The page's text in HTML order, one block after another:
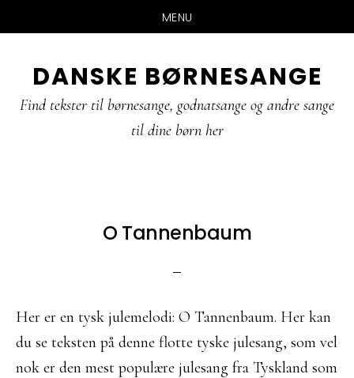
MENU
indhold
direkte
til
direkte
til
DANSKE BØRNESANGE
Find tekster til børnesange, godnatsange og andre sange
til dine børn her
O Tannenbaum
Her er en tysk julemelodi: O Tannenbaum. Her kan
du se teksten på denne flotte tyske julesang, som vel
nok er den mest populære julesang fra Tyskland som